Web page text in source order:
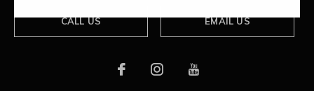
CALL US EMAIL US